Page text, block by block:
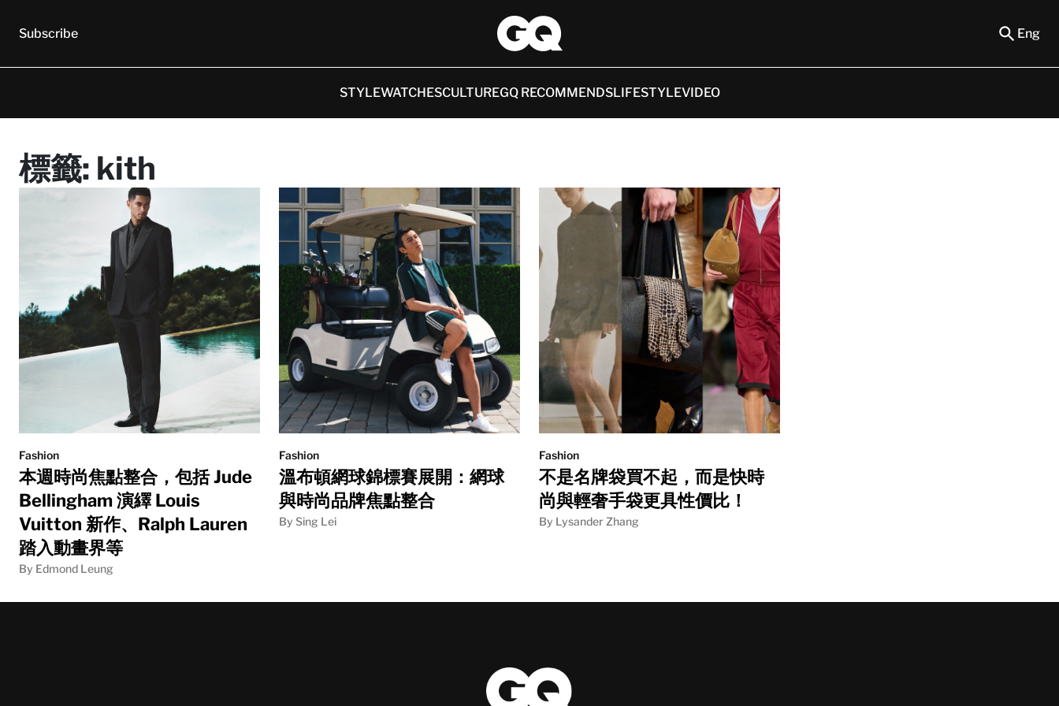
Subscribe Eng
STYLEWATCHESCULTUREGQ RECOMMENDSLIFESTYLEVIDEO
標籤: kith
Fashion
本週時尚焦點整合，包括 Jude
Bellingham 演繹 Louis
Vuitton 新作、Ralph Lauren
踏入動畫界等
By Edmond Leung
Fashion
溫布頓網球錦標賽展開：網球
與時尚品牌焦點整合
By Sing Lei
Fashion
不是名牌袋買不起，而是快時
尚與輕奢手袋更具性價比！
By Lysander Zhang